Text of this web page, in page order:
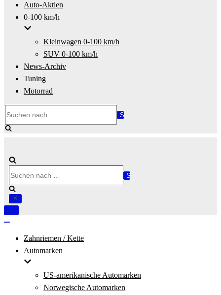
Auto-Aktien
0-100 km/h
Kleinwagen 0-100 km/h
SUV 0-100 km/h
News-Archiv
Tuning
Motorrad
nach …
nach …
Navigation
Zahnriemen / Kette
Automarken
US-amerikanische Automarken
Norwegische Automarken